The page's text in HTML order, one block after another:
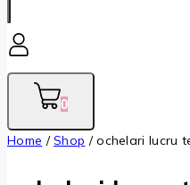
0
Home / Shop / ochelari lucru